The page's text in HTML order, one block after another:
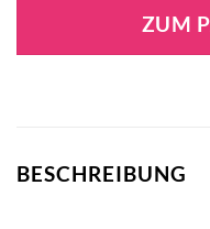
ZUM
BESCHREIBUNG